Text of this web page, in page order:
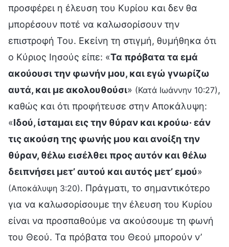
προσφέρει η έλευση του Κυρίου και δεν θα
μπορέσουν ποτέ να καλωσορίσουν την
επιστροφή Του. Εκείνη τη στιγμή, θυμήθηκα ότι
ο Κύριος Ιησούς είπε: «Τα πρόβατα τα εμά
ακούουσι την φωνήν μου, και εγώ γνωρίζω
αυτά, και με ακολουθούσι» (Κατά Ιωάννην 10:27) ,
καθώς και ότι προφήτευσε στην Αποκάλυψη:
«Ιδού, ίσταμαι εις την θύραν και κρούω· εάν
τις ακούση της φωνής μου και ανοίξη την
θύραν, θέλω εισέλθει προς αυτόν και θέλω
δειπνήσει μετ’ αυτού και αυτός μετ’ εμού»
(Αποκάλυψη 3:20). Πράγματι, το σημαντικότερο
για να καλωσορίσουμε την έλευση του Κυρίου
είναι να προσπαθούμε να ακούσουμε τη φωνή
του Θεού. Τα πρόβατα του Θεού μπορούν ν’